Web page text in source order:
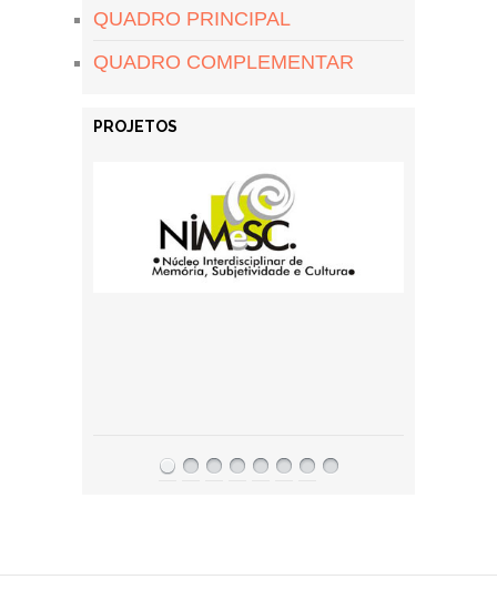
QUADRO PRINCIPAL
QUADRO COMPLEMENTAR
PROJETOS